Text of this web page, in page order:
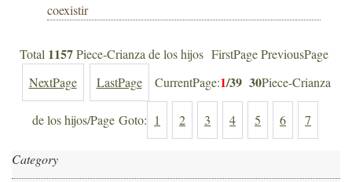
coexistir
Total 1157Piece-Crianza de los hijos FirstPage PreviousPage
NextPage
LastPage CurrentPage:1/39 30Piece-Crianza
de los hijos/Page Goto: 1 2 3 4 5 6 7
Category